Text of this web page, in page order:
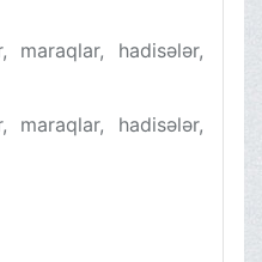
hadisələr,
hadisələr,